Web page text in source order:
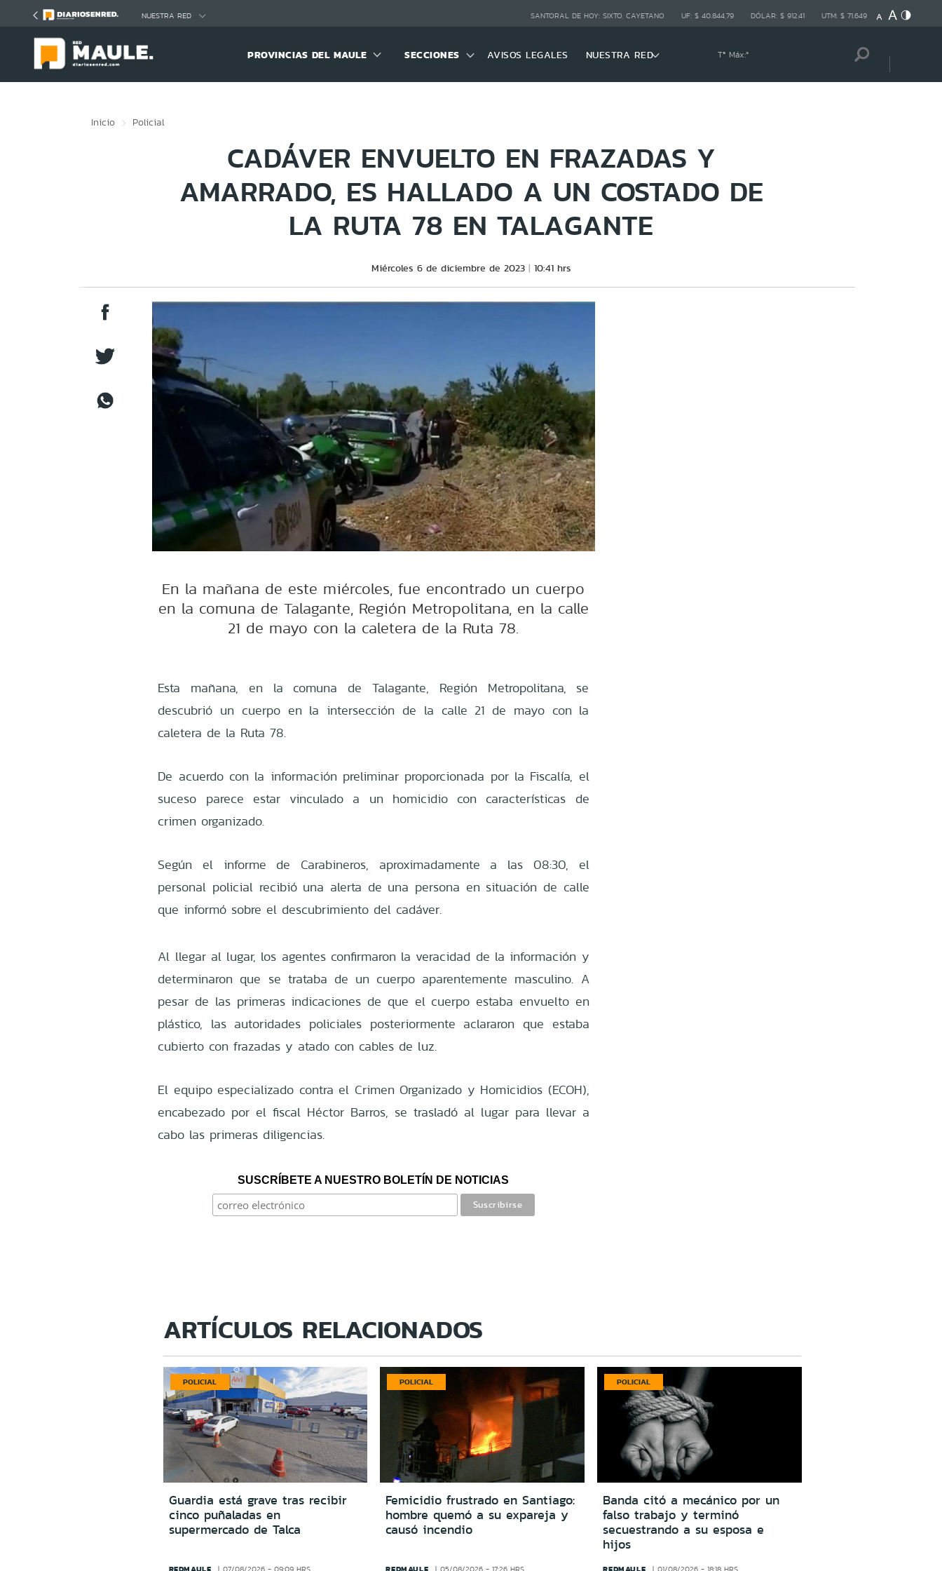
NUESTRA RED SANTORAL DE HOY: SIXTO, CAYETANO UF: $ 40.844,79 DÓLAR: $ 912,41 UTM: $ 71.649
PROVINCIAS DEL MAULE SECCIONES AVISOS LEGALES NUESTRA RED Tª Máx:º
Inicio Policial
CADÁVER ENVUELTO EN FRAZADAS Y
AMARRADO, ES HALLADO A UN COSTADO DE
LA RUTA 78 EN TALAGANTE
Miércoles 6 de diciembre de 2023 10:41 hrs
En la mañana de este miércoles, fue encontrado un cuerpo
en la comuna de Talagante, Región Metropolitana, en la calle
21 de mayo con la caletera de la Ruta 78.
Esta mañana, en la comuna de Talagante, Región Metropolitana, se
descubrió un cuerpo en la intersección de la calle 21 de mayo con la
caletera de la Ruta 78.
De acuerdo con la información preliminar proporcionada por la Fiscalía, el
suceso parece estar vinculado a un homicidio con características de
crimen organizado.
Según el informe de Carabineros, aproximadamente a las 08:30, el
personal policial recibió una alerta de una persona en situación de calle
que informó sobre el descubrimiento del cadáver.
Al llegar al lugar, los agentes confirmaron la veracidad de la información y
determinaron que se trataba de un cuerpo aparentemente masculino. A
pesar de las primeras indicaciones de que el cuerpo estaba envuelto en
plástico, las autoridades policiales posteriormente aclararon que estaba
cubierto con frazadas y atado con cables de luz.
El equipo especializado contra el Crimen Organizado y Homicidios (ECOH),
encabezado por el fiscal Héctor Barros, se trasladó al lugar para llevar a
cabo las primeras diligencias.
SUSCRÍBETE A NUESTRO BOLETÍN DE NOTICIAS
ARTÍCULOS RELACIONADOS
POLICIAL
Guardia está grave tras recibir
cinco puñaladas en
supermercado de Talca
REDMAULE
POLICIAL
Femicidio frustrado en Santiago:
hombre quemó a su expareja y
causó incendio
REDMAULE
POLICIAL
Banda citó a mecánico por un
falso trabajo y terminó
secuestrando a su esposa e
hijos
REDMAULE